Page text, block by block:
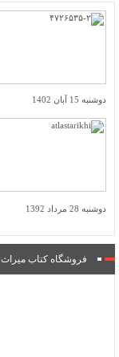
دوشنبه 15 آبان 1402
دوشنبه 28 مرداد 1392
فروشگاه کتاب میراث